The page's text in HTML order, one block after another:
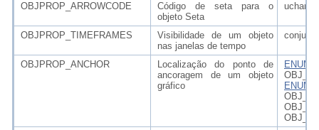
OBJPROP_ARROWCODE
Código de seta para o
objeto Seta
uchar
OBJPROP_TIMEFRAMES
Visibilidade de um objeto
nas janelas de tempo
OBJPROP_ANCHOR
Localização do ponto de
ancoragem de um objeto
gráfico